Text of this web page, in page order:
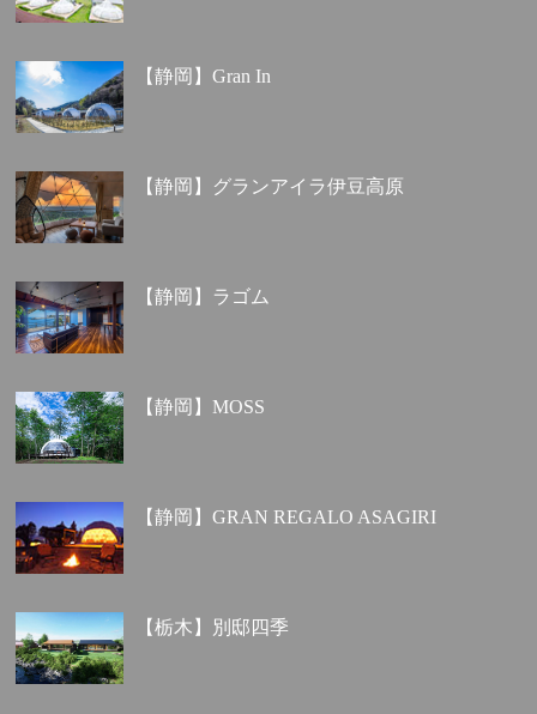
【静岡】Gran In
【静岡】グランアイラ伊豆高原
【静岡】ラゴム
【静岡】MOSS
【静岡】GRAN REGALO ASAGIRI
【栃木】別邸四季